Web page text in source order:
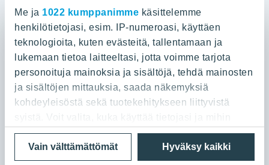
Me ja 1022 kumppanimme käsittelemme
henkilötietojasi, esim. IP-numeroasi, käyttäen
teknologioita, kuten evästeitä, tallentamaan ja
lukemaan tietoa laitteeltasi, jotta voimme tarjota
personoituja mainoksia ja sisältöjä, tehdä mainosten
ja sisältöjen mittauksia, saada näkemyksiä
kohdeyleisöstä sekä tuotekehitykseen liittyvistä
syistä. Voit valita, kuka käyttää tietojasi ja mihin
tarkoituksiin.
Jos sallit, haluamme myös tehdä seuraavia:
Hyväksy kaikki
Vain välttämättömät
Töihin meille
Sijoittajat
Projektit
Vastuullisuus
Media
Yhteystiedot
Myytävät asunnot
Vuokrattavat toimitilat
Kiinteistösijoittaminen
Infrarakentaminen
Toimitilarakentaminen
Teollisuusrakentaminen
YIT:n pääkonttori
Panuntie 11, PL 36, 00620 Helsinki
020 433 111